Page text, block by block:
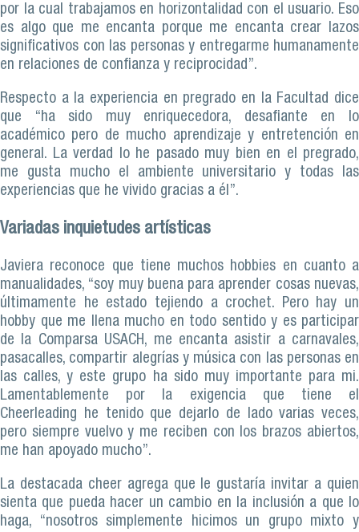
por la cual trabajamos en horizontalidad con el usuario. Eso
es algo que me encanta porque me encanta crear lazos
significativos con las personas y entregarme humanamente
en relaciones de confianza y reciprocidad”.
Respecto a la experiencia en pregrado en la Facultad dice
que “ha sido muy enriquecedora, desafiante en lo
académico pero de mucho aprendizaje y entretención en
general. La verdad lo he pasado muy bien en el pregrado,
me gusta mucho el ambiente universitario y todas las
experiencias que he vivido gracias a él”.
Variadas inquietudes artísticas
Javiera reconoce que tiene muchos hobbies en cuanto a
manualidades, “soy muy buena para aprender cosas nuevas,
últimamente he estado tejiendo a crochet. Pero hay un
hobby que me llena mucho en todo sentido y es participar
de la Comparsa USACH, me encanta asistir a carnavales,
pasacalles, compartir alegrías y música con las personas en
las calles, y este grupo ha sido muy importante para mi.
Lamentablemente por la exigencia que tiene el
Cheerleading he tenido que dejarlo de lado varias veces,
pero siempre vuelvo y me reciben con los brazos abiertos,
me han apoyado mucho”.
La destacada cheer agrega que le gustaría invitar a quien
sienta que pueda hacer un cambio en la inclusión a que lo
haga, “nosotros simplemente hicimos un grupo mixto y